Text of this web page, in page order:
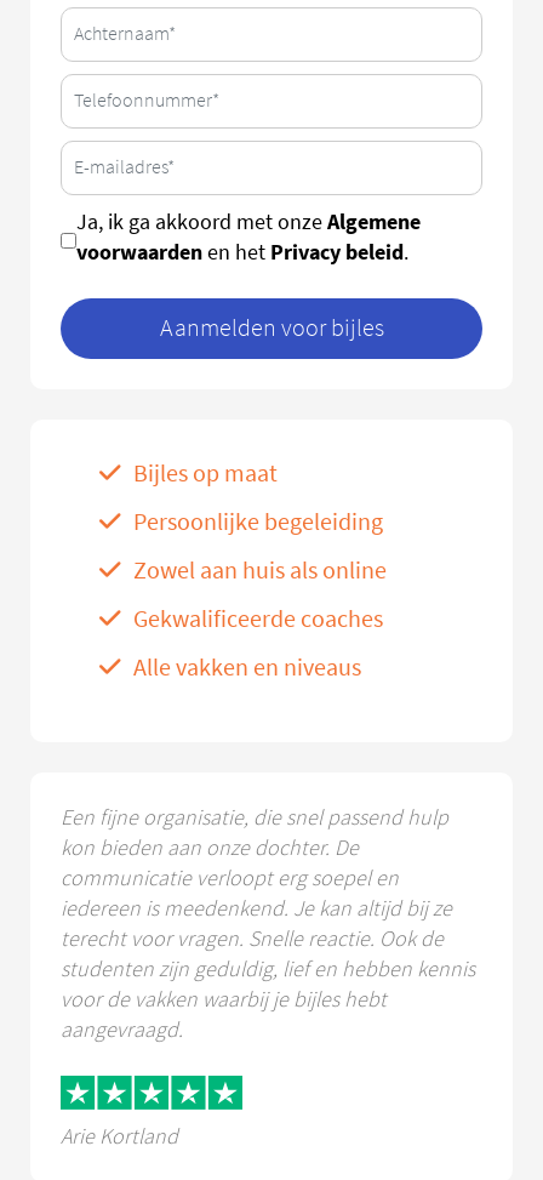
Ja, ik ga akkoord met onzeAlgemene
voorwaardenen het Privacy beleid.
Aanmelden voor bijles
Bijles op maat
Persoonlijke begeleiding
Zowel aan huis als online
Gekwalificeerde coaches
Alle vakken en niveaus
Een fijne organisatie, die snel passend hulp
kon bieden aan onze dochter. De
communicatie verloopt erg soepel en
iedereen is meedenkend. Je kan altijd bij ze
terecht voor vragen. Snelle reactie. Ook de
studenten zijn geduldig, lief en hebben kennis
voor de vakken waarbij je bijles hebt
aangevraagd.
Arie Kortland